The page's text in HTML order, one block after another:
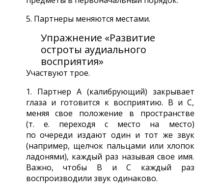
5. Партнеры меняются местами.
Упражнение «Развитие
остроты аудиального
восприятия»
Участвуют трое.
1. Партнер А (калибрующий) закрывает
глаза и готовится к восприятию. В и С,
меняя свое положение в пространстве
(т. е. переходя с место на место)
по очереди издают один и тот же звук
(например, щелчок пальцами или хлопок
ладонями), каждый раз называя свое имя.
Важно, чтобы В и С каждый раз
воспроизводили звук одинаково.